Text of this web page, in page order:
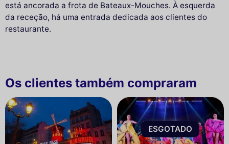
está ancorada a frota de Bateaux-Mouches. À esquerda
da receção, há uma entrada dedicada aos clientes do
restaurante.
Os clientes também compraram
ESGOTADO